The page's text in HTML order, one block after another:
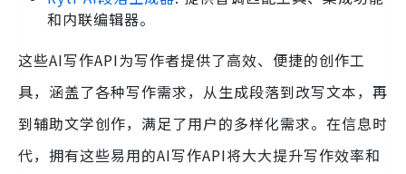
和内联编辑器。
这些AI写作API为写作者提供了高效、便捷的创作工
具，涵盖了各种写作需求，从生成段落到改写文本，再
到辅助文学创作，满足了用户的多样化需求。在信息时
代，拥有这些易用的AI写作API将大大提升写作效率和